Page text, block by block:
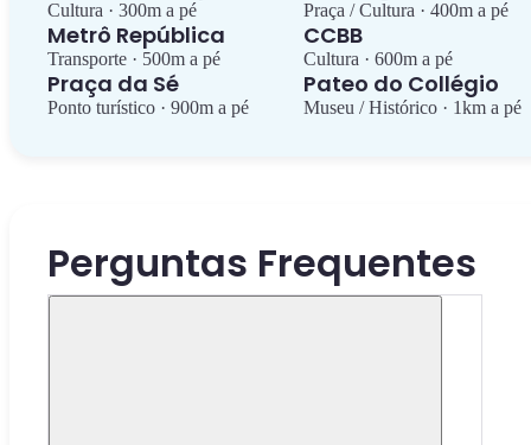
Cultura · 300m a pé Praça / Cultura · 400m a pé
Metrô República
Transporte · 500m a pé
CCBB
Cultura · 600m a pé
Praça da Sé
Ponto turístico · 900m a pé
Pateo do Collégio
Museu / Histórico · 1km a pé
Perguntas Frequentes